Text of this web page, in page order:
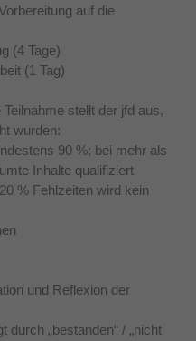
auf die
(4 Tage)
(1 Tag)
stellt der jfd aus,
wurden:
90 %; bei mehr als
Inhalte qualifiziert
% Fehlzeiten wird kein
und Reflexion der
durch „bestanden“ / „nicht